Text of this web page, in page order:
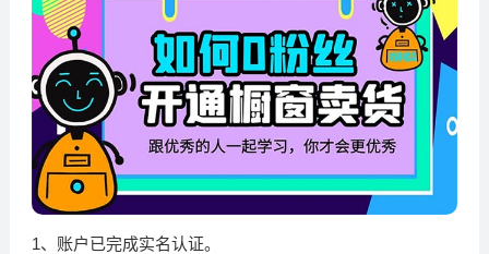
1、账户已完成实名认证。